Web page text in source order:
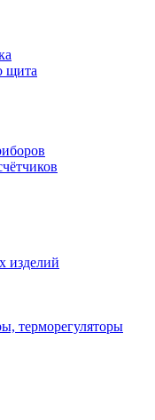
щита
изделий
терморегуляторы